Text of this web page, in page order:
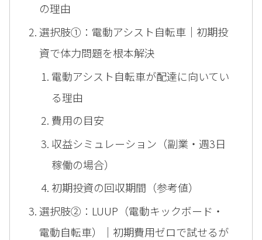
の理由
選択肢①：電動アシスト自転車｜初期投
資で体力問題を根本解決
電動アシスト自転車が配達に向いてい
る理由
費用の目安
収益シミュレーション（副業・週3日
稼働の場合）
初期投資の回収期間（参考値）
選択肢②：LUUP（電動キックボード・
電動自転車）｜初期費用ゼロで試せるが